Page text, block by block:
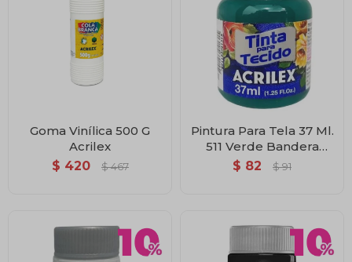
Goma Vinílica 500 G
Acrilex
$ 420 $ 467
Pintura Para Tela 37 Ml.
511 Verde Bandera
Acrilex
$ 82 $ 91